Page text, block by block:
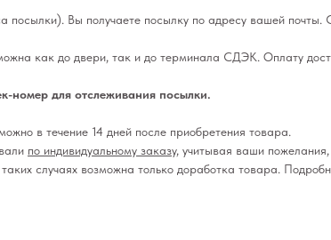
посылки). Вы получаете посылку по адресу вашей почты.
как до двери, так и до терминала СДЭК. Оплату
номер для отслеживания посылки.
в течение 14 дней после приобретения товара.
по индивидуальному заказу, учитывая ваши
случаях возможна только доработка товара.